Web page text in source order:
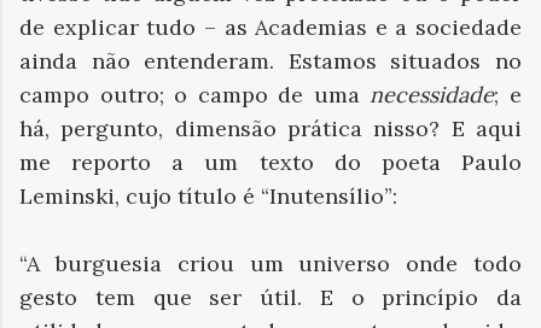
de explicar tudo – as Academias e a sociedade
ainda não entenderam. Estamos situados no
campo outro; o campo de uma necessidade; e
há, pergunto, dimensão prática nisso? E aqui
me reporto a um texto do poeta Paulo
Leminski, cujo título é “Inutensílio”:
“A burguesia criou um universo onde todo
gesto tem que ser útil. E o princípio da